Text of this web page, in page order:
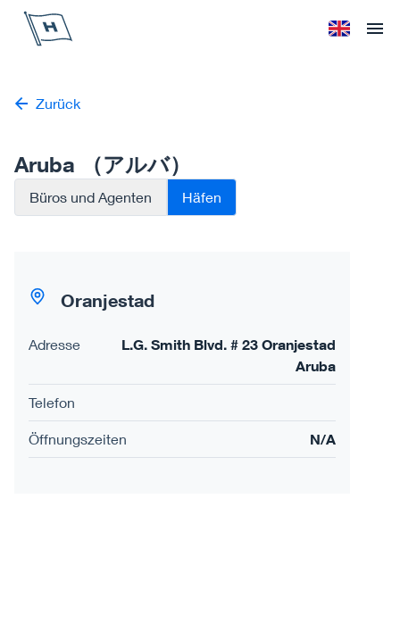
Höegh Autoliners
Sprache
Zurück
Aruba （アルバ）
Büros und Agenten Häfen
Oranjestad
Adresse
L.G. Smith Blvd. # 23 Oranjestad
Aruba
Telefon
Öffnungszeiten N/A